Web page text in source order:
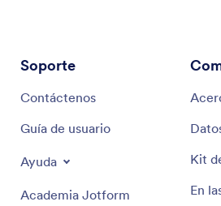
Soporte
Contáctenos
Guía de usuario
Ayuda
Academia Jotform
Kit
En